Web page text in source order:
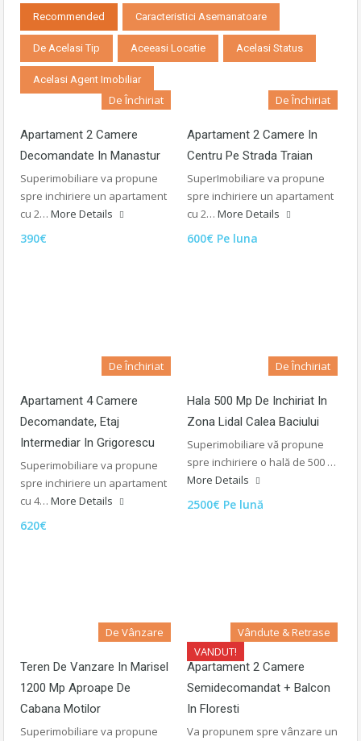
Recommended Caracteristici Asemanatoare
De Acelasi Tip Aceeasi Locatie Acelasi Status
Acelasi Agent Imobiliar
De Închiriat
Apartament 2 Camere
Decomandate In Manastur
Superimobiliare va propune
spre inchiriere un apartament
cu 2… More Details
390€
De Închiriat
Apartament 2 Camere In
Centru Pe Strada Traian
SuperImobiliare va propune
spre inchiriere un apartament
cu 2… More Details
600€ Pe luna
De Închiriat
Apartament 4 Camere
Decomandate, Etaj
Intermediar In Grigorescu
Superimobiliare va propune
spre inchiriere un apartament
cu 4… More Details
620€
De Închiriat
Hala 500 Mp De Inchiriat In
Zona Lidal Calea Baciului
Superimobiliare vă propune
spre inchiriere o hală de 500 …
More Details
2500€ Pe lună
De Vânzare
Teren De Vanzare In Marisel
1200 Mp Aproape De
Cabana Motilor
Superimobiliare va propune
VANDUT!
Vândute & Retrase
Apartament 2 Camere
Semidecomandat + Balcon
In Floresti
Va propunem spre vânzare un